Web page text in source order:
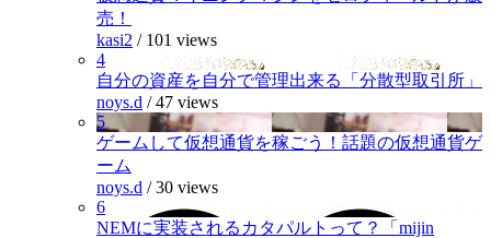
売！
kasi2 / 101 views
4
自分の資産を自分で管理出来る「分散型取引所」
noys.d /47 views
5
ゲームして仮想通貨を稼ごう！話題の仮想通貨ゲ
ーム
noys.d /30 views
6
NEMに実装されるカタパルトって？「mijin